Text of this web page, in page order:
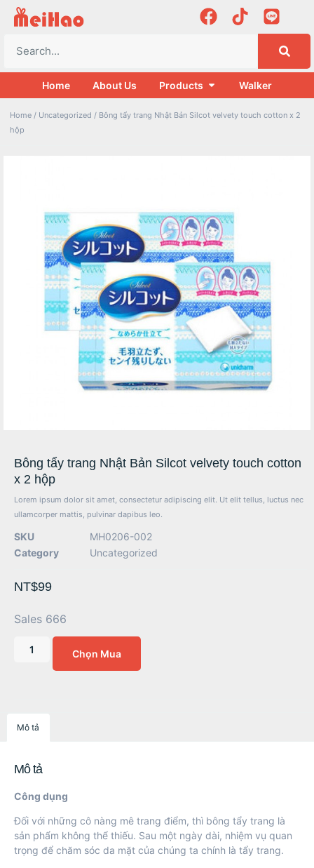
Home About Us Products Walker
Home / Uncategorized / Bông tẩy trang Nhật Bản Silcot velvety touch cotton x 2
hộp
Bông tẩy trang Nhật Bản Silcot velvety touch cotton
x 2 hộp
Lorem ipsum dolor sit amet, consectetur adipiscing elit. Ut elit tellus, luctus nec
ullamcorper mattis, pulvinar dapibus leo.
SKU
MH0206-002
Category
Uncategorized
NT$99
Sales 666
Chọn Mua
Mô tả
Mô tả
Công dụng
Đối với những cô nàng mê trang điểm, thì bông tẩy trang là
sản phẩm không thể thiếu. Sau một ngày dài, nhiệm vụ quan
trọng để chăm sóc da mặt của chúng ta chính là tẩy trang.